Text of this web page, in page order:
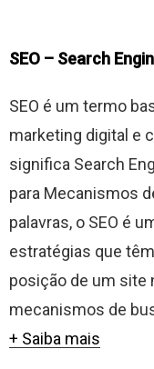
SEO – Search
SEO é um termo
marketing digital e
significa Search
para Mecanismos
palavras, o SEO é
estratégias que
posição de um site
mecanismos de
+ Saiba mais